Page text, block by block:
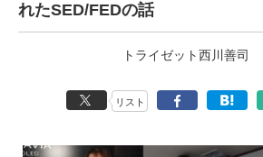
れたSED/FEDの話
トライゼット西川善司
リスト